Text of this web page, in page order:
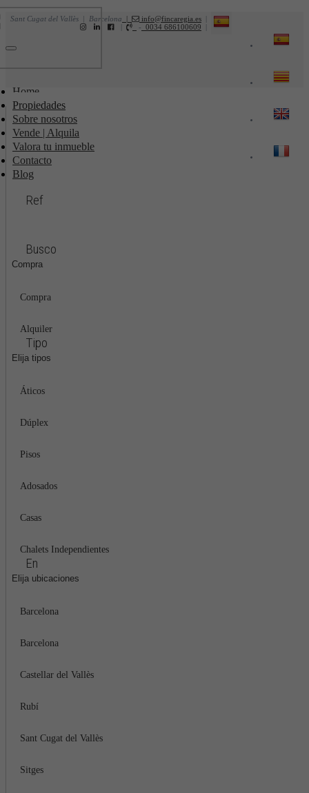
| info@fincaregia.es
Sant Cugat del Vallès | Barcelona
0034 686100609
-
Toggle
Home
Propiedades
Sobre nosotros
Vende | Alquila
Valora tu inmueble
Contacto
Blog
Ref
Busco
Compra
Compra
Alquiler
Tipo
Elija tipos
Áticos
Dúplex
Pisos
Adosados
Casas
Chalets Independientes
En
Elija ubicaciones
Barcelona
Barcelona
Castellar del Vallès
Rubí
Sant Cugat del Vallès
Sitges